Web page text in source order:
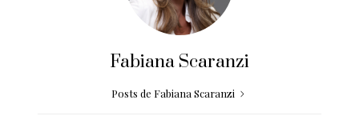
Fabiana Scaranzi
Posts de Fabiana Scaranzi